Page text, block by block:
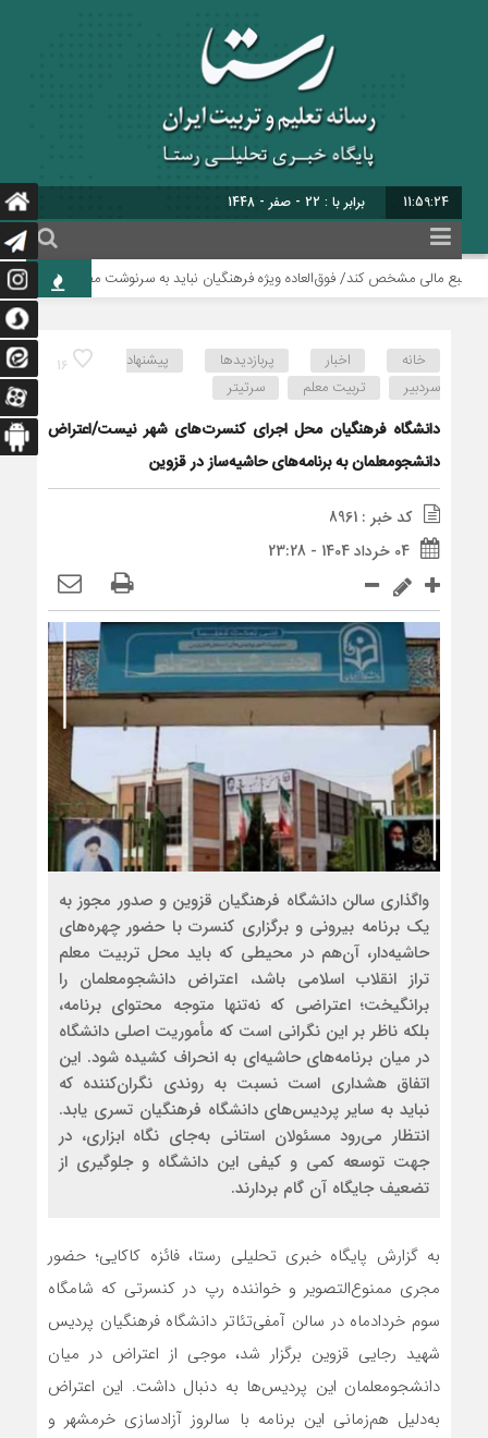
11:59:24 برابر با : 22 - صفر - 1448
مالی مشخص کند/ فوق‌العاده ویژه فرهنگیان نباید به سرنوشت مطالبات نیمه‌ تمام
16 خانه اخبار پربازدیدها
پیشنهاد
سردبیر
تربیت معلم سرتیتر
دانشگاه فرهنگیان محل اجرای کنسرت‌های شهر نیست/اعتراض
دانشجومعلمان به برنامه‌های حاشیه‌ساز در قزوین
کد خبر : 8961
04 خرداد 1404 - 23:28
واگذاری سالن دانشگاه فرهنگیان قزوین و صدور مجوز به
یک برنامه بیرونی و برگزاری کنسرت با حضور چهره‌های
حاشیه‌دار، آن‌هم در محیطی که باید محل تربیت معلم
تراز انقلاب اسلامی باشد، اعتراض دانشجومعلمان را
برانگیخت؛ اعتراضی که نه‌تنها متوجه محتوای برنامه،
بلکه ناظر بر این نگرانی است که مأموریت اصلی دانشگاه
در میان برنامه‌های حاشیه‌ای به انحراف کشیده شود. این
اتفاق هشداری است نسبت به روندی نگران‌کننده که
نباید به سایر پردیس‌های دانشگاه فرهنگیان تسری یابد.
انتظار می‌رود مسئولان استانی به‌جای نگاه ابزاری، در
جهت توسعه کمی و کیفی این دانشگاه و جلوگیری از
تضعیف جایگاه آن گام بردارند.
به گزارش پایگاه خبری تحلیلی رستا، فائزه کاکایی؛ حضور
مجری ممنوع‌التصویر و خواننده رپ در کنسرتی که شامگاه
سوم خردادماه در سالن آمفی‌تئاتر دانشگاه فرهنگیان پردیس
شهید رجایی قزوین برگزار شد، موجی از اعتراض در میان
دانشجومعلمان این پردیس‌ها به دنبال داشت. این اعتراض
به‌دلیل هم‌زمانی این برنامه با سالروز آزادسازی خرمشهر و